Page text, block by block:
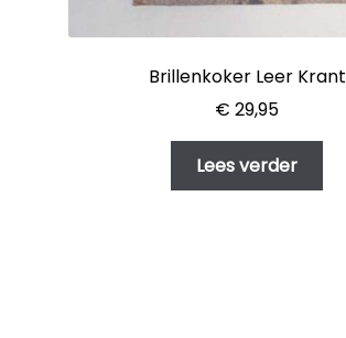
Brillenkoker Leer Krant
€ 29,95
Lees verder